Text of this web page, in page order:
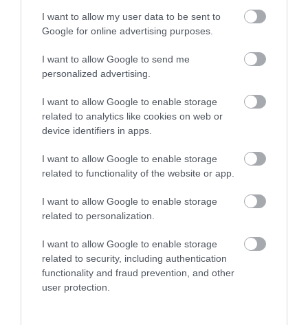
I want to allow my user data to be sent to
Google for online advertising purposes.
I want to allow Google to send me
personalized advertising.
I want to allow Google to enable storage
related to analytics like cookies on web or
device identifiers in apps.
I want to allow Google to enable storage
related to functionality of the website or app.
I want to allow Google to enable storage
related to personalization.
I want to allow Google to enable storage
related to security, including authentication
functionality and fraud prevention, and other
user protection.